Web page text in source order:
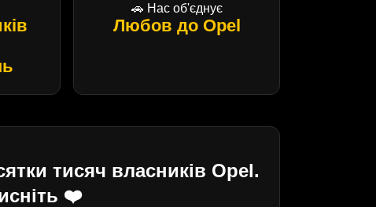
🚗 Нас об'єднує
Любов до Opel
тисяч власників Opel.
❤️